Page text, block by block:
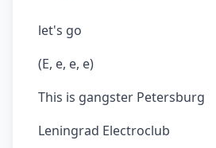
let's go
(E, e, e, e)
This is gangster Petersburg
Leningrad Electroclub